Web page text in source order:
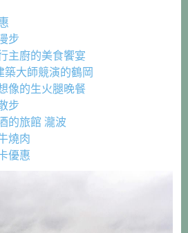
步
主廚的美食饗宴
築大師競演的鶴岡
像的生火腿晚餐
步
的旅館 瀧波
燒肉
優惠